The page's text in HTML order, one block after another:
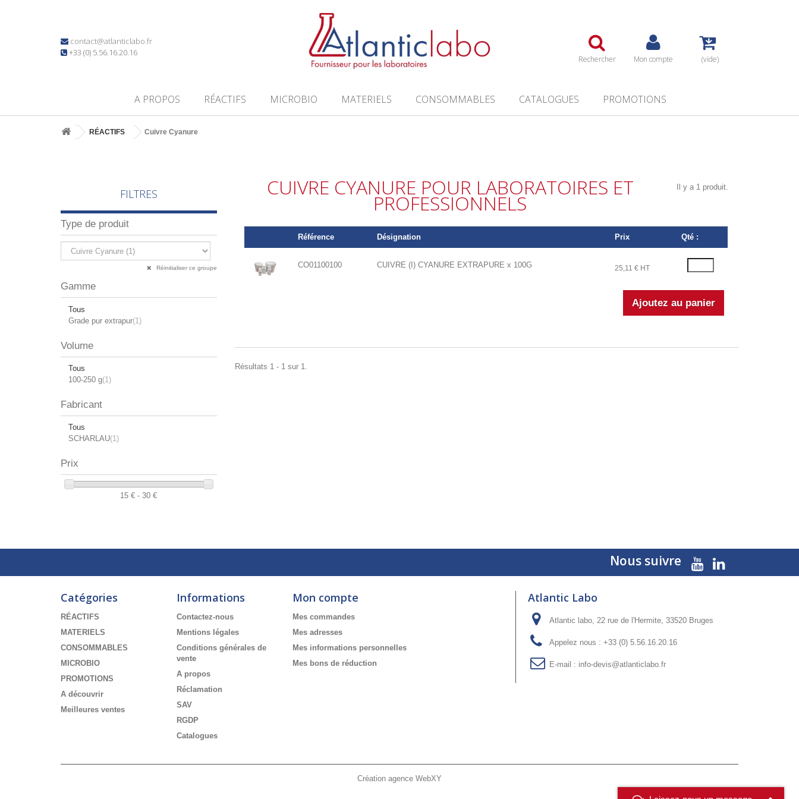
contact@atlanticlabo.fr
+33 (0) 5.56.16.20.16
Rechercher Mon compte (vide)
A PROPOS RÉACTIFS MICROBIO MATERIELS CONSOMMABLES CATALOGUES PROMOTIONS
RÉACTIFS Cuivre Cyanure
FILTRES
Type de produit
Réinitialiser ce groupe
Gamme
Tous
Grade pur extrapur(1)
Volume
Tous
100-250 g(1)
Fabricant
Tous
SCHARLAU(1)
Prix
15 € - 30 €
CUIVRE CYANURE POUR LABORATOIRES ET
PROFESSIONNELS
Il y a 1 produit.
Référence Désignation Prix Qté :
CO01100100 CUIVRE (I) CYANURE EXTRAPURE x 100G 25,11 € HT
Résultats 1 - 1 sur 1.
Nous suivre
Catégories
RÉACTIFS
MATERIELS
CONSOMMABLES
MICROBIO
PROMOTIONS
A découvrir
Meilleures ventes
Informations
Contactez-nous
Mentions légales
Conditions générales de
vente
A propos
Réclamation
SAV
RGDP
Catalogues
Création agence WebXY
Mon compte
Mes commandes
Mes adresses
Mes informations personnelles
Mes bons de réduction
Atlantic Labo
Atlantic labo, 22 rue de l'Hermite, 33520 Bruges
Appelez nous : +33 (0) 5.56.16.20.16
E-mail : info-devis@atlanticlabo.fr